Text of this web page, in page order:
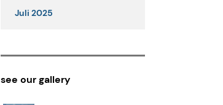
Juli 2025
see our gallery